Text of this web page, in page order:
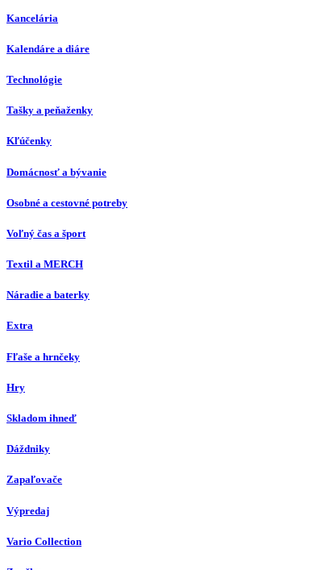
Kancelária
Kalendáre a diáre
Technológie
Tašky a peňaženky
Kľúčenky
Domácnosť a bývanie
Osobné a cestovné potreby
Voľný čas a šport
Textil a MERCH
Náradie a baterky
Extra
Fľaše a hrnčeky
Hry
Skladom ihneď
Dáždniky
Zapaľovače
Výpredaj
Vario Collection